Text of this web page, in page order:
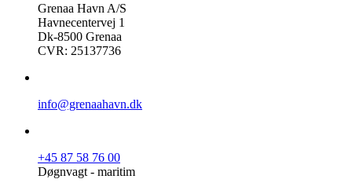
Grenaa Havn A/S
Havnecentervej 1
Dk-8500 Grenaa
CVR: 25137736
info@grenaahavn.dk
+45 87 58 76 00
Døgnvagt - maritim